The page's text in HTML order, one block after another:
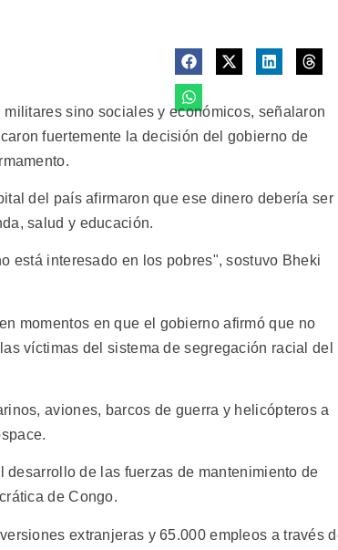
sino sociales y económicos, señalaron
fuertemente la decisión del gobierno de
del país afirmaron que ese dinero debería ser
salud y educación.
está interesado en los pobres", sostuvo Bheki
momentos en que el gobierno afirmó que no
víctimas del sistema de segregación racial del
aviones, barcos de guerra y helicópteros a
de las fuerzas de mantenimiento de
de Congo.
extranjeras y 65.000 empleos a través